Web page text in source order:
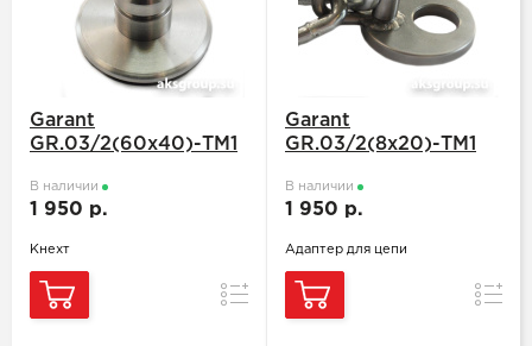
Garant
GR.03/2(60х40)-ТМ1
В наличии
1 950 р.
Кнехт
Сравнение
Garant
GR.03/2(8х20)-ТМ1
В наличии
1 950 р.
Адаптер для цепи